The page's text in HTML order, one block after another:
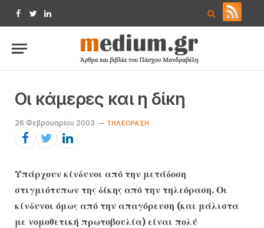
Facebook
TwitterLinkedIn
Οι κάμερες και η δίκη
26 Φεβρουαρίου 2003 TΗΛΕΌΡΑΣΗ
Υπάρχουν κίνδυνοι από την μετάδοση
στιγμιότυπων της δίκης από την τηλεόραση. Οι
κίνδυνοι όμως από την απαγόρευση (και μάλιστα
με νομοθετική πρωτοβουλία) είναι πολύ